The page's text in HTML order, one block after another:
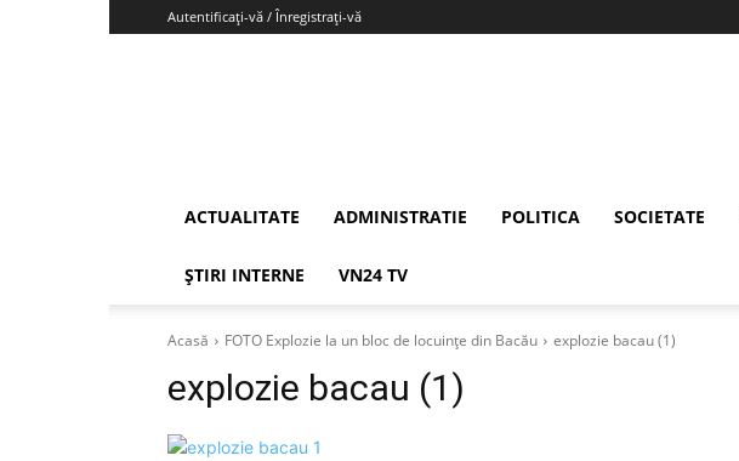
Autentificați-vă / Înregistrați-vă
ACTUALITATE ADMINISTRATIE POLITICA SOCIETATE
ȘTIRI INTERNE VN24 TV
Acasă FOTO Explozie la un bloc de locuințe din Bacău explozie bacau (1)
explozie bacau (1)